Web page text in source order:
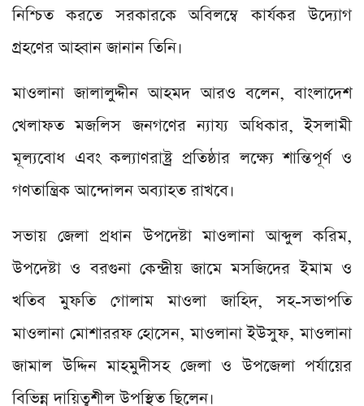
নিশ্চিত করতে সরকারকে অবিলম্বে কার্যকর উদ্যোগ
গ্রহণের আহ্বান জানান তিনি।
মাওলানা জালালুদ্দীন আহমদ আরও বলেন, বাংলাদেশ
খেলাফত মজলিস জনগণের ন্যায্য অধিকার, ইসলামী
মূল্যবোধ এবং কল্যাণরাষ্ট্র প্রতিষ্ঠার লক্ষ্যে শান্তিপূর্ণ ও
গণতান্ত্রিক আন্দোলন অব্যাহত রাখবে।
সভায় জেলা প্রধান উপদেষ্টা মাওলানা আব্দুল করিম,
উপদেষ্টা ও বরগুনা কেন্দ্রীয় জামে মসজিদের ইমাম ও
খতিব মুফতি গোলাম মাওলা জাহিদ, সহ-সভাপতি
মাওলানা মোশাররফ হোসেন, মাওলানা ইউসুফ, মাওলানা
জামাল উদ্দিন মাহমুদীসহ জেলা ও উপজেলা পর্যায়ের
বিভিন্ন দায়িত্বশীল উপস্থিত ছিলেন।